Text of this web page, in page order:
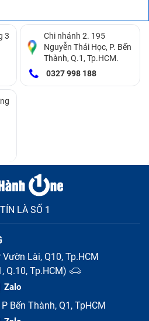
của bạn khỏi những hư hại
màn hình bị hỏng lâu ngày,
rủi ro sau:
toàn, không thể sử dụng
ích và ảnh hưởng đến công
bạn.
có thể gây mất dữ liệu,
hỏng các linh kiện bên trong
hiểm cho sức khỏe và an
xung quanh.
gây ảnh hưởng đến các bộ
như camera, loa, micro,
3
Chi nhánh 2. 195
Nguyễn Thái Học, P. Bến
Thành, Q.1, Tp.HCM.
0327 998 188
LÀ SỐ 1
Lài, Q10, Tp.HCM
Q.10, Tp.HCM)
Zalo
Bến Thành, Q1, TpHCM